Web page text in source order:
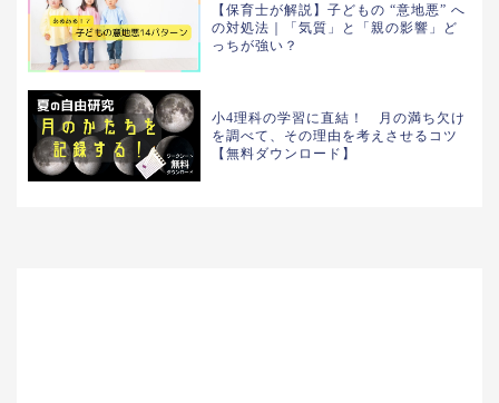
【保育士が解説】子どもの “意地悪” へ
の対処法｜「気質」と「親の影響」ど
っちが強い？
小4理科の学習に直結！ 月の満ち欠け
を調べて、その理由を考えさせるコツ
【無料ダウンロード】